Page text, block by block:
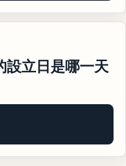
設立日是哪一天